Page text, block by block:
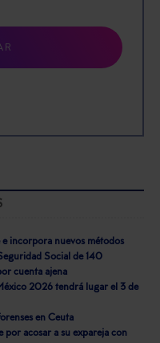
e incorpora nuevos métodos
Social de 140
cuenta ajena
2026 tendrá lugar el 3 de
en Ceuta
por acosar a su expareja con